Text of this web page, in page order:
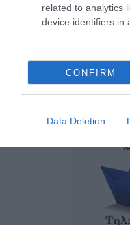
related to analytics
device identifiers in
CONFIRM
Data Deletion